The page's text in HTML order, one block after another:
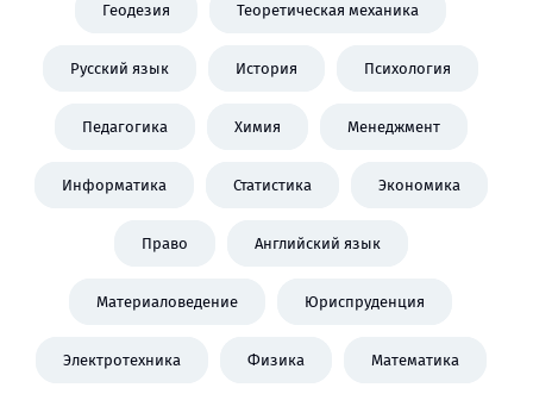
Геодезия Теоретическая механика
Русский язык История Психология
Педагогика Химия Менеджмент
Информатика Статистика Экономика
Право Английский язык
Материаловедение Юриспруденция
Электротехника Физика Математика